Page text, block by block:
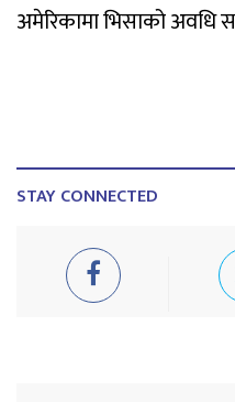
अमेरिकामा भिसाको अवधि
STAY CONNECTED